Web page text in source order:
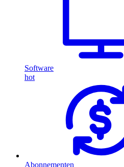
Software
hot
Abonnementen